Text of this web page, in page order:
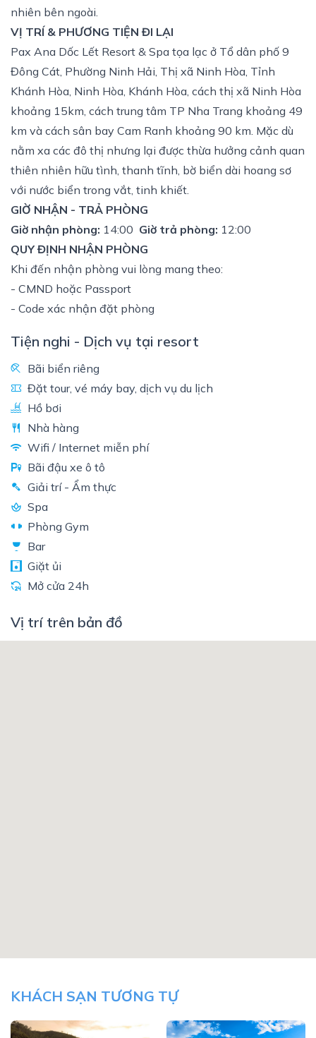
nhiên bên ngoài.
VỊ TRÍ & PHƯƠNG TIỆN ĐI LẠI
Pax Ana Dốc Lết Resort & Spa tọa lạc ở Tổ dân phố 9
Đông Cát, Phường Ninh Hải, Thị xã Ninh Hòa, Tỉnh
Khánh Hòa, Ninh Hòa, Khánh Hòa, cách thị xã Ninh Hòa
khoảng 15km, cách trung tâm TP Nha Trang khoảng 49
km và cách sân bay Cam Ranh khoảng 90 km. Mặc dù
nằm xa các đô thị nhưng lại được thừa hưởng cảnh quan
thiên nhiên hữu tình, thanh tĩnh, bờ biển dài hoang sơ
với nước biển trong vắt, tinh khiết.
GIỜ NHẬN - TRẢ PHÒNG
Giờ nhận phòng: 14:00 Giờ trả phòng: 12:00
QUY ĐỊNH NHẬN PHÒNG
Khi đến nhận phòng vui lòng mang theo:
- CMND hoặc Passport
- Code xác nhận đặt phòng
Tiện nghi - Dịch vụ tại resort
Bãi biển riêng
Đặt tour, vé máy bay, dịch vụ du lịch
Hồ bơi
Nhà hàng
Wifi / Internet miễn phí
Bãi đậu xe ô tô
Giải trí - Ẩm thực
Spa
Phòng Gym
Bar
Giặt ủi
Mở cửa 24h
Vị trí trên bản đồ
KHÁCH SẠN TƯƠNG TỰ